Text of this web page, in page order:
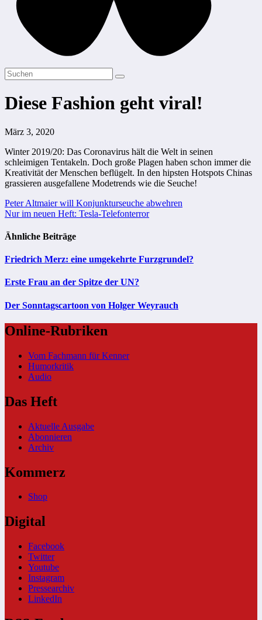
Diese Fashion geht viral!
März 3, 2020
Winter 2019/20: Das Coronavirus hält die Welt in seinen
schleimigen Tentakeln. Doch große Plagen haben schon immer die
Kreativität der Menschen beflügelt. In den hipsten Hotspots Chinas
grassieren ausgefallene Modetrends wie die Seuche!
Beitragsnavigation
Peter Altmaier will Konjunkturseuche abwehren
Nur im neuen Heft: Tesla-Telefonterror
Ähnliche Beiträge
Friedrich Merz: eine umgekehrte Furzgrundel?
Erste Frau an der Spitze der UN?
Der Sonntagscartoon von Holger Weyrauch
Online-Rubriken
Vom Fachmann für Kenner
Humorkritik
Audio
Das Heft
Aktuelle Ausgabe
Abonnieren
Archiv
Kommerz
Shop
Digital
Facebook
Twitter
Youtube
Instagram
Pressearchiv
LinkedIn